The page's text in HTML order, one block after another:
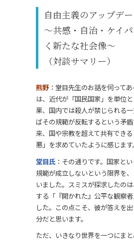
自由主義のアップデー
～共感・自治・ケイ
く新たな社会像～
（対談サマリー）
熊野 ：堂目先生のお話を伺って
は、近代が「国民国家」を単位
果、国内では殺人が禁じられる
ばその規範が反転するという矛
来、国や宗教を超えて共有でき
悪」を求めていたように感じます
堂目氏 ：その通りです。国家と
規範が成立しないという限界を
いました。スミスが探求したの
する「『開かれた』公平な観察
した。この点こそ、彼が答えを
分だと思います。
ただ、いきなり世界を一つにま